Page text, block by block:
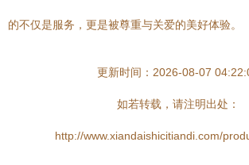
的不仅是服务，更是被尊重与关爱的美好体验。
更新时间：2026-08-07
如若转载，请注明出处：
http://www.xiandaishicitiandi.com/